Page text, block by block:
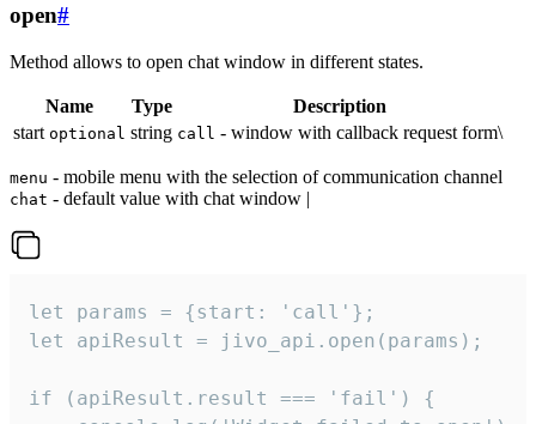
open#
Method allows to open chat window in different states.
Name Type
Description
start optional string call - window with callback request form\
menu - mobile menu with the selection of communication channel
chat - default value with chat window |
let params = {start: 'call'};
let apiResult = jivo_api.open(params);
if (apiResult.result === 'fail') {